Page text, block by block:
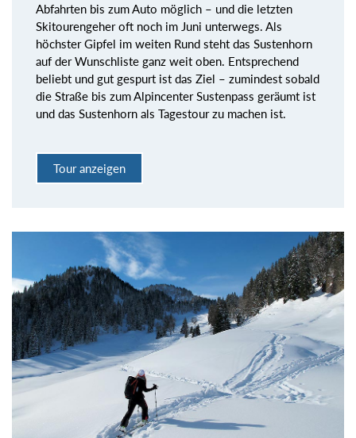
Abfahrten bis zum Auto möglich – und die letzten
Skitourengeher oft noch im Juni unterwegs. Als
höchster Gipfel im weiten Rund steht das Sustenhorn
auf der Wunschliste ganz weit oben. Entsprechend
beliebt und gut gespurt ist das Ziel – zumindest sobald
die Straße bis zum Alpincenter Sustenpass geräumt ist
und das Sustenhorn als Tagestour zu machen ist.
Tour anzeigen